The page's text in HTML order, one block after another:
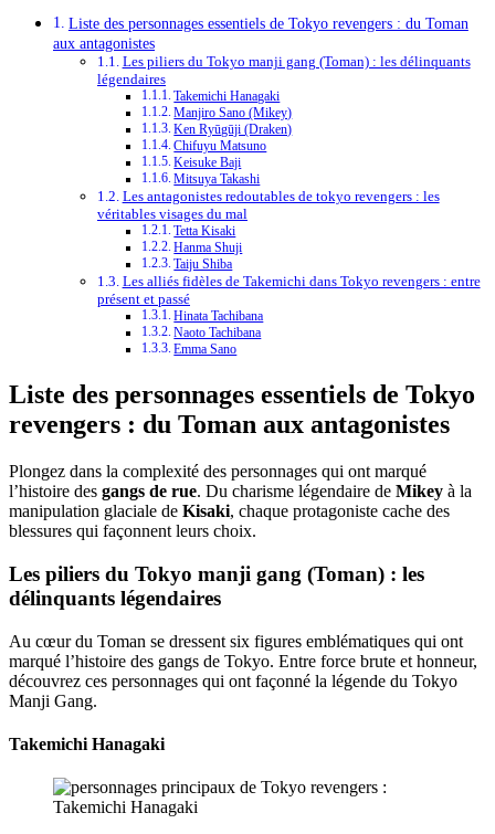
Liste des personnages essentiels de Tokyo revengers : du Toman
aux antagonistes
Les piliers du Tokyo manji gang (Toman) : les délinquants
légendaires
Takemichi Hanagaki
Manjiro Sano (Mikey)
Ken Ryūgūji (Draken)
Chifuyu Matsuno
Keisuke Baji
Mitsuya Takashi
Les antagonistes redoutables de tokyo revengers : les
véritables visages du mal
Tetta Kisaki
Hanma Shuji
Taiju Shiba
Les alliés fidèles de Takemichi dans Tokyo revengers : entre
présent et passé
Hinata Tachibana
Naoto Tachibana
Emma Sano
Liste des personnages essentiels de Tokyo
revengers : du Toman aux antagonistes
Plongez dans la complexité des personnages qui ont marqué
l’histoire des gangs de rue. Du charisme légendaire de Mikey à la
manipulation glaciale de Kisaki, chaque protagoniste cache des
blessures qui façonnent leurs choix.
Les piliers du Tokyo manji gang (Toman) : les
délinquants légendaires
Au cœur du Toman se dressent six figures emblématiques qui ont
marqué l’histoire des gangs de Tokyo. Entre force brute et honneur,
découvrez ces personnages qui ont façonné la légende du Tokyo
Manji Gang.
Takemichi Hanagaki